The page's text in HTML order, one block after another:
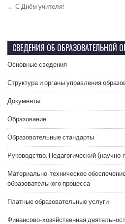
← С Днём учителя!
СВЕДЕНИЯ ОБ ОБРАЗОВАТЕЛЬНОЙ
Основные сведения
Структура и органы управления
Документы
Образование
Образовательные стандарты
Руководство. Педагогический (научно-
Материально-техническое
образовательного процесса
Платные образовательные услуги
Финансово-хозяйственная